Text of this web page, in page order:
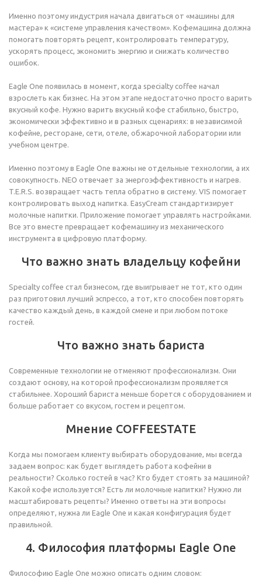
Именно поэтому индустрия начала двигаться от «машины для
мастера» к «системе управления качеством». Кофемашина должна
помогать повторять рецепт, контролировать температуру,
ускорять процесс, экономить энергию и снижать количество
ошибок.
Eagle One появилась в момент, когда specialty coffee начал
взрослеть как бизнес. На этом этапе недостаточно просто варить
вкусный кофе. Нужно варить вкусный кофе стабильно, быстро,
экономически эффективно и в разных сценариях: в независимой
кофейне, ресторане, сети, отеле, обжарочной лаборатории или
учебном центре.
Именно поэтому в Eagle One важны не отдельные технологии, а их
совокупность. NEO отвечает за энергоэффективность и нагрев.
T.E.R.S. возвращает часть тепла обратно в систему. VIS помогает
контролировать выход напитка. EasyCream стандартизирует
молочные напитки. Приложение помогает управлять настройками.
Все это вместе превращает кофемашину из механического
инструмента в цифровую платформу.
Что важно знать владельцу кофейни
Specialty coffee стал бизнесом, где выигрывает не тот, кто один
раз приготовил лучший эспрессо, а тот, кто способен повторять
качество каждый день, в каждой смене и при любом потоке
гостей.
Что важно знать бариста
Современные технологии не отменяют профессионализм. Они
создают основу, на которой профессионализм проявляется
стабильнее. Хороший бариста меньше борется с оборудованием и
больше работает со вкусом, гостем и рецептом.
Мнение COFFEESTATE
Когда мы помогаем клиенту выбирать оборудование, мы всегда
задаем вопрос: как будет выглядеть работа кофейни в
реальности? Сколько гостей в час? Кто будет стоять за машиной?
Какой кофе используется? Есть ли молочные напитки? Нужно ли
масштабировать рецепты? Именно ответы на эти вопросы
определяют, нужна ли Eagle One и какая конфигурация будет
правильной.
4. Философия платформы Eagle One
Философию Eagle One можно описать одним словом: